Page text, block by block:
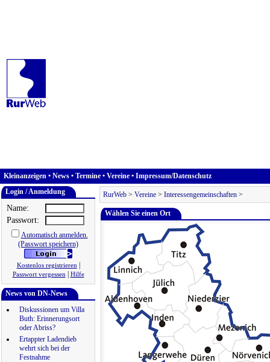
Kleinanzeigen • News • Termine • Vereine • Impressum/Datenschutz
Login / Anmeldung
Name:
Passwort:
Automatisch anmelden.
(Passwort speichern)
Kostenlos registrieren|
Passwort vergessen| Hilfe
News von DN-News
Diskussionen um Villa
Buth: Erinnerungsort
oder Abriss?
Ertappter Ladendieb
wehrt sich bei der
Festnahme
RurWeb > Vereine > Interessengemeinschaften >
Wählen Sie einen Ort